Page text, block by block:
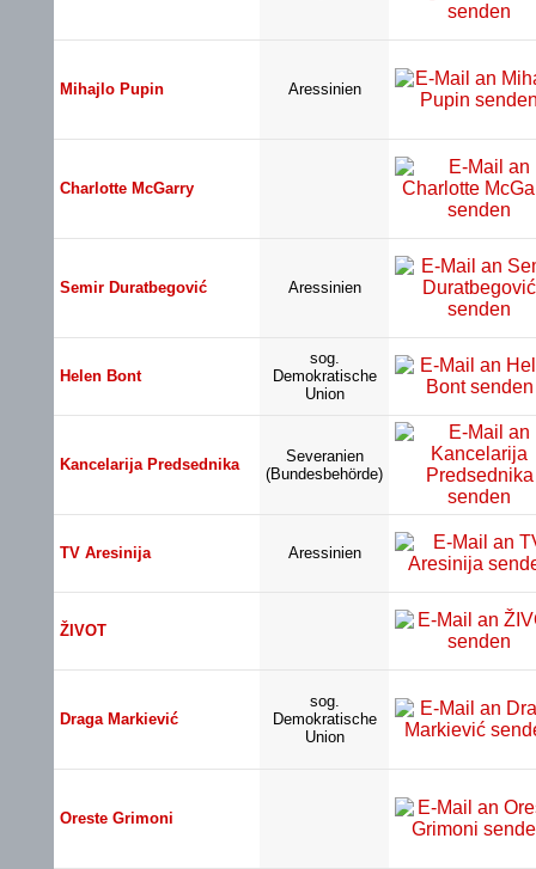
Mihajlo Pupin Aressinien
Charlotte McGarry
Semir Duratbegović Aressinien
Helen Bont
sog.
Demokratische
Union
Kancelarija Predsednika
Severanien
(Bundesbehörde)
TV Aresinija Aressinien
ŽIVOT
Draga Markiević
sog.
Demokratische
Union
Oreste Grimoni